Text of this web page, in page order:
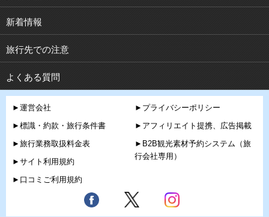
新着情報
旅行先での注意
よくある質問
►運営会社
►標識・約款・旅行条件書
►旅行業務取扱料金表
►サイト利用規約
►口コミご利用規約
►プライバシーポリシー
►アフィリエイト提携、広告掲載
►B2B観光素材予約システム（旅
行会社専用）